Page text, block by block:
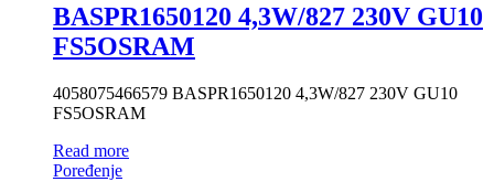
BASPR1650120 4,3W/827 230V GU10
FS5OSRAM
4058075466579 BASPR1650120 4,3W/827 230V GU10
FS5OSRAM
Read more
Poređenje